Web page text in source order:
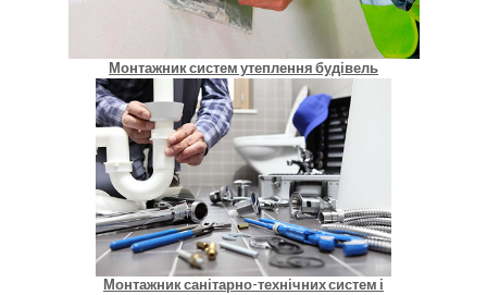
Монтажник систем утеплення будівель
Монтажник санітарно-технічних систем і